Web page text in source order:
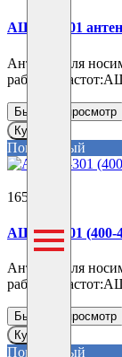
АШ РК-301
Антенна для
рабочих
Быстрый просмотр
Купить
Популярный
1650 ₽
АШ РК-301 (400-
Антенна для
рабочих
Быстрый просмотр
Купить
Популярный